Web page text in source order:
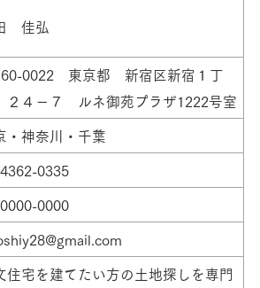
佳弘
0022 東京都 新宿区新宿１丁
４−７ ルネ御苑プラザ1222号室
・神奈川・千葉
0335
0000
住宅を建てたい方の土地探しを専門